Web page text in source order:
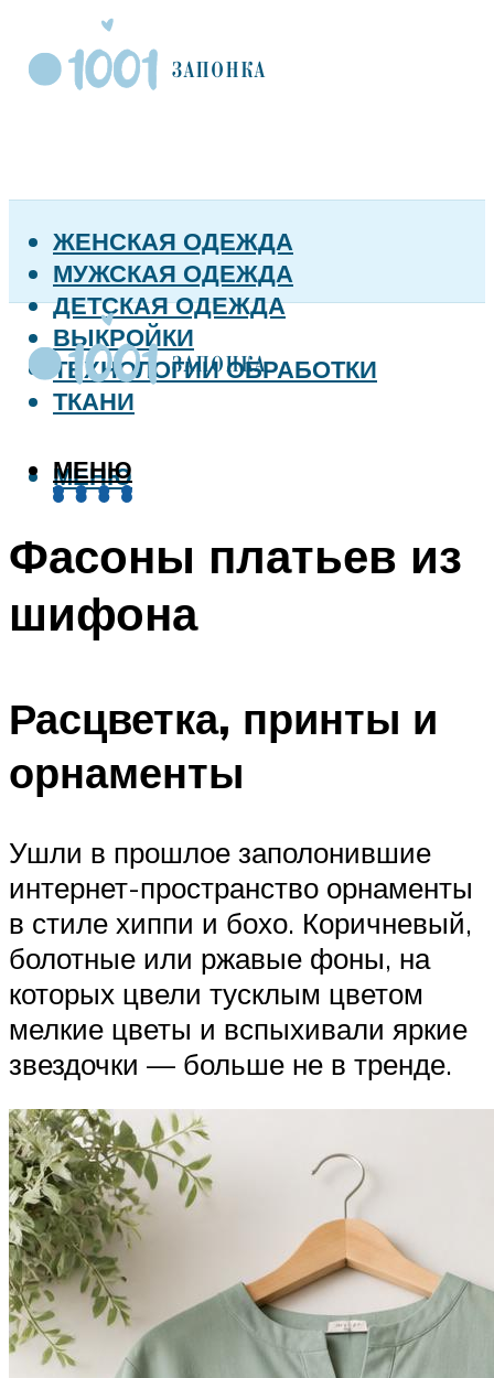
ЖЕНСКАЯ ОДЕЖДА
МУЖСКАЯ ОДЕЖДА
ДЕТСКАЯ ОДЕЖДА
ВЫКРОЙКИ
ТЕХНОЛОГИИ ОБРАБОТКИ
ТКАНИ
МЕНЮ
МЕНЮ
Фасоны платьев из
шифона
Расцветка, принты и
орнаменты
Ушли в прошлое заполонившие
интернет-пространство орнаменты
в стиле хиппи и бохо. Коричневый,
болотные или ржавые фоны, на
которых цвели тусклым цветом
мелкие цветы и вспыхивали яркие
звездочки — больше не в тренде.